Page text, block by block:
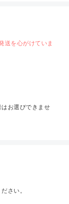
送を心がけていま
お選びできませ
さい。